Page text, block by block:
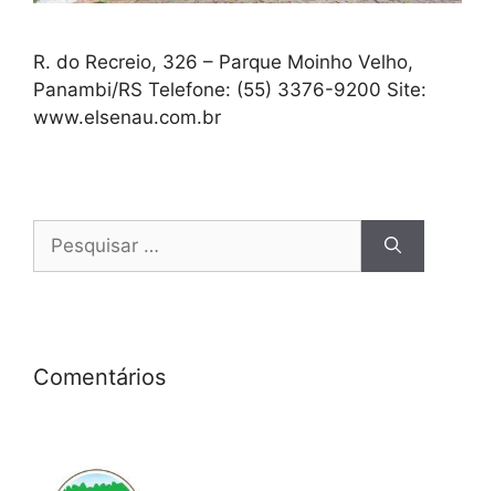
R. do Recreio, 326 – Parque Moinho Velho,
Panambi/RS Telefone: (55) 3376-9200 Site:
www.elsenau.com.br
Comentários